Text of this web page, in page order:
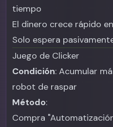
tiempo
El dinero crece rápido
Solo espera
Juego de Clicker
Condición: Acumular
robot de raspar
Método:
Compra